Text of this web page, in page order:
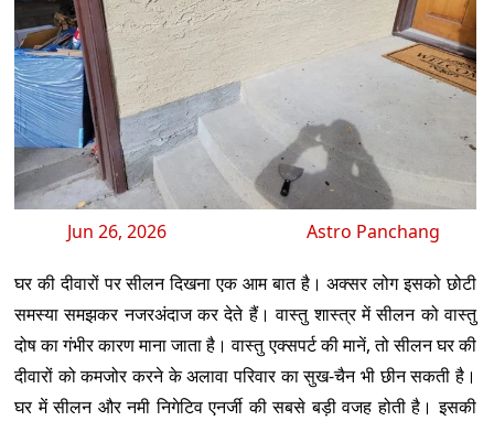
Jun 26, 2026 Astro Panchang
घर की दीवारों पर सीलन दिखना एक आम बात है। अक्सर लोग इसको छोटी
समस्या समझकर नजरअंदाज कर देते हैं। वास्तु शास्त्र में सीलन को वास्तु
दोष का गंभीर कारण माना जाता है। वास्तु एक्सपर्ट की मानें, तो सीलन घर की
दीवारों को कमजोर करने के अलावा परिवार का सुख-चैन भी छीन सकती है।
घर में सीलन और नमी निगेटिव एनर्जी की सबसे बड़ी वजह होती है। इसकी